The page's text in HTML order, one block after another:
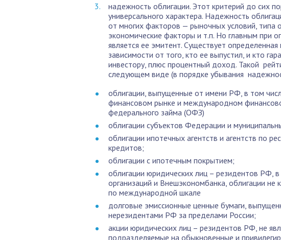
надежность облигации. Этот критерий до сих
универсального характера. Надежность
от многих факторов — рыночных условий, типа
экономические факторы и т.п. Но главным при
является ее эмитент. Существует
зависимости от того, кто ее выпустил, и кто
инвестору, плюс процентный доход. Такой
следующем виде (в порядке убывания
облигации, выпущенные от имени РФ, в том
финансовом рынке и международном
федерального займа (ОФЗ)
облигации субъектов Федерации и
облигации ипотечных агентств и агентств по
кредитов;
облигации с ипотечным покрытием;
облигации юридических лиц – резидентов РФ,
организаций и Внешэкономбанка, облигации
по международной шкале
долговые эмиссионные ценные бумаги,
нерезидентами РФ за пределами России;
акции юридических лиц – резидентов РФ, не
подразделяемые на обыкновенные и